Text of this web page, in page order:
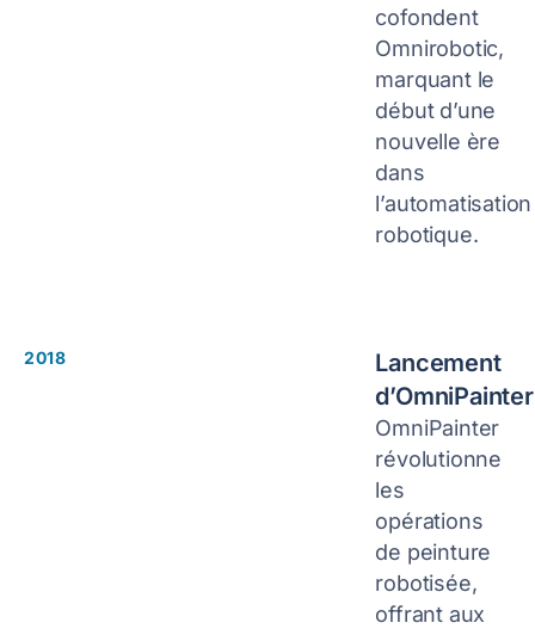
cofondent
Omnirobotic,
marquant le
début d’une
nouvelle ère
dans
l’automatisation
robotique.
2018
Lancement
d’OmniPainter
OmniPainter
révolutionne
les
opérations
de peinture
robotisée,
offrant aux